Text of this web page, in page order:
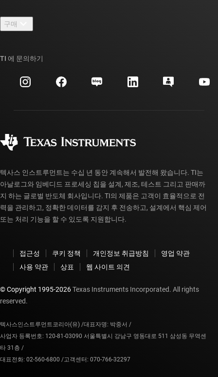
뉴스룸
이벤트
투자 관계
TI E2E™ 설계 지원 포럼
대체품 검색
고객 지원 센터
myTI 계정 FAQ
구매
주문 FAQ
TI 에 문의하기
텍사스 인스트루먼트는 수십 년 동안 계속해서 발전해 왔습니다. TI는
아날로그와 임베디드 프로세싱 칩을 설계, 제조, 테스트 그리고 판매까
지 하는 글로벌 반도체 회사입니다. TI의 제품은 고객이 효율적으로 전
력을 관리하고, 정확한 데이터를 감지 후 전송하고, 설계에서 핵심 제어
또는 처리 기능을 할 수 있도록 지원합니다.
접근성 쿠키 정책 개인정보 취급방침
영업 약관
사용 약관
상표 웹 사이트 의견
© Copyright 1995-2026Texas Instruments Incorporated. All rights
reserved.
텍사스인스트루먼트코리아(유) /대표자명: 박중서 /
사업자 등록번호: 120-81-03090 서울특별시 강남구 영동대로 511 삼성동 무역센
타 31층 /
대표전화: 02-560-6800 /고객센터: 070-766-32297